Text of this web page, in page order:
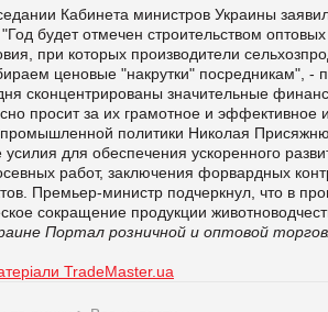
Кабинета министров Украины
. "Год будет отмечен строительством
при которых производители
ценовые "накрутки" посредникам", -
сконцентрированы значительные
просит за их грамотное и эффективное
политики Николая
для обеспечения ускоренного
работ, заключения форвардных
Премьер-министр подчеркнул, что в
сокращение продукции
Портал розничной и оптовой
TradeMaster.ua